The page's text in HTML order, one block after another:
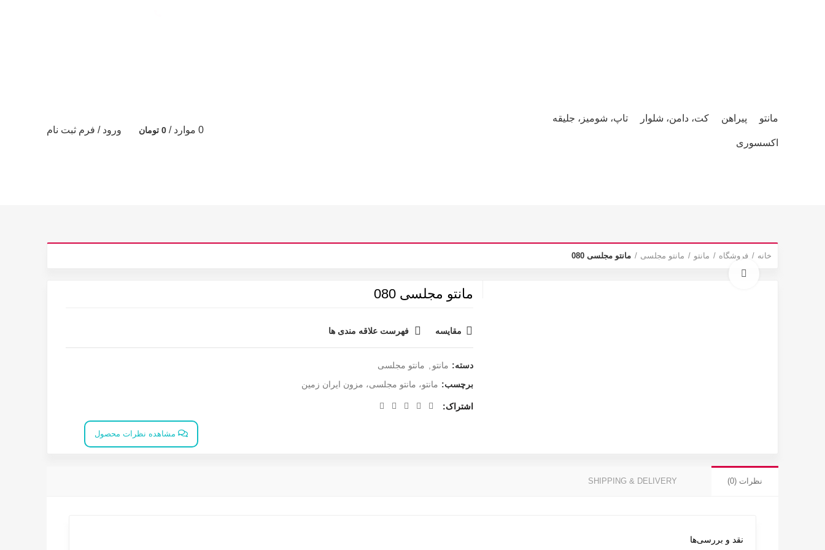
مانتو پیراهن کت، دامن، شلوار تاپ، شومیز، جلیقه
اکسسوری
0 موارد /
0 تومان ورود / فرم ثبت نام
خانه فروشگاه مانتو مانتو مجلسی
مانتو مجلسی 080
مانتو مجلسی 080
مقایسه فهرست علاقه مندی ها
دسته: مانتو
مانتو مجلسی
برچسب: مانتو، مانتو مجلسی، مزون ایران زمین
اشتراک
مشاهده نظرات محصول
نظرات (0) SHIPPING & DELIVERY
نقد و بررسی‌ها